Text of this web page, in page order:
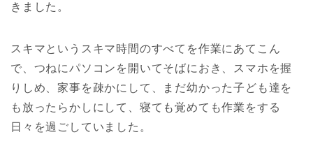
きました。
スキマというスキマ時間のすべてを作業にあてこん
で、つねにパソコンを開いてそばにおき、スマホを握
りしめ、家事を疎かにして、まだ幼かった子ども達を
も放ったらかしにして、寝ても覚めても作業をする
日々を過ごしていました。